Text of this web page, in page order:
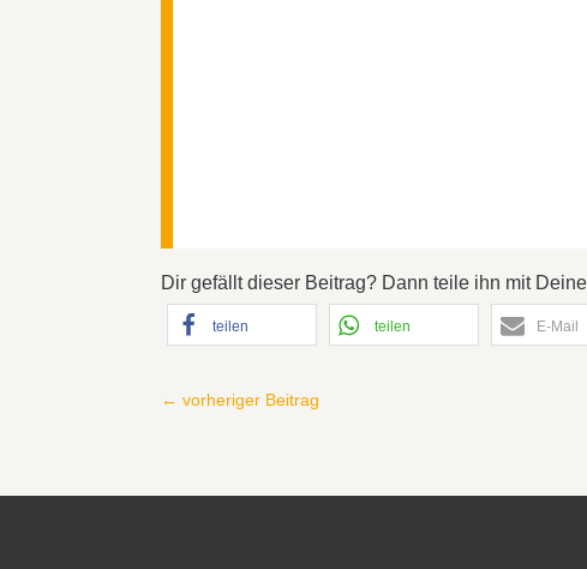
Dir gefällt dieser Beitrag? Dann teile ihn mit
teilen teilen E-Mail
←vorheriger Beitrag